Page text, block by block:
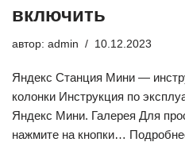
включить
автор: admin 10.12.2023
Яндекс Станция Мини —
колонки Инструкция по
Яндекс Мини. Галерея Для
нажмите на кнопки…